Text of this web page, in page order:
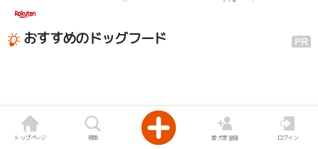
おすすめのドッグフード
トップページ 検索 愛犬家登録 ログイン